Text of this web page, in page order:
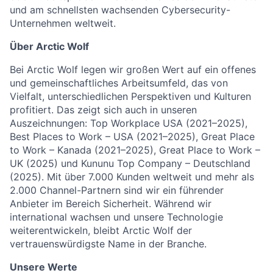
und am schnellsten wachsenden Cybersecurity-
Unternehmen weltweit.
Über Arctic Wolf
Bei Arctic Wolf legen wir großen Wert auf ein offenes
und gemeinschaftliches Arbeitsumfeld, das von
Vielfalt, unterschiedlichen Perspektiven und Kulturen
profitiert. Das zeigt sich auch in unseren
Auszeichnungen: Top Workplace USA (2021–2025),
Best Places to Work – USA (2021–2025), Great Place
to Work – Kanada (2021–2025), Great Place to Work –
UK (2025) und Kununu Top Company – Deutschland
(2025). Mit über 7.000 Kunden weltweit und mehr als
2.000 Channel-Partnern sind wir ein führender
Anbieter im Bereich Sicherheit. Während wir
international wachsen und unsere Technologie
weiterentwickeln, bleibt Arctic Wolf der
vertrauenswürdigste Name in der Branche.
Unsere Werte